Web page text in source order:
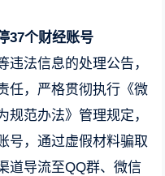
37个财经账号
法信息的处理公告，
任，严格贯彻执行《微
范办法》管理规定，
号，通过虚假材料骗取
道导流至QQ群、微信